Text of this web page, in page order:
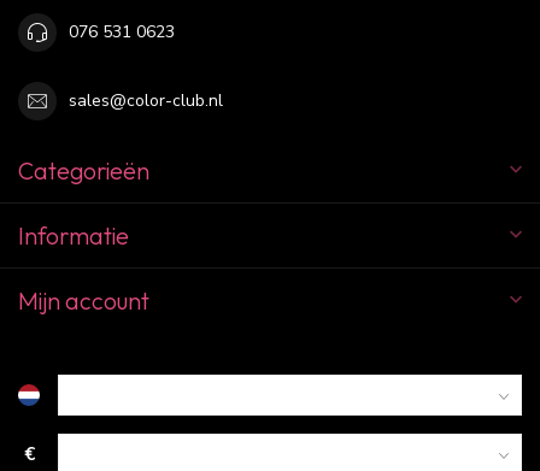
076 531 0623
sales@color-club.nl
Categorieën
Informatie
Mijn account
€